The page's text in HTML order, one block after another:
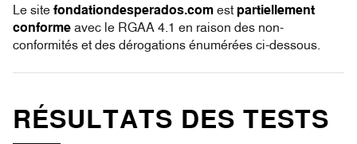
Le site fondationdesperados.com est partiellement
conforme avec le RGAA 4.1 en raison des non-
conformités et des dérogations énumérées ci-dessous.
RÉSULTATS DES TESTS